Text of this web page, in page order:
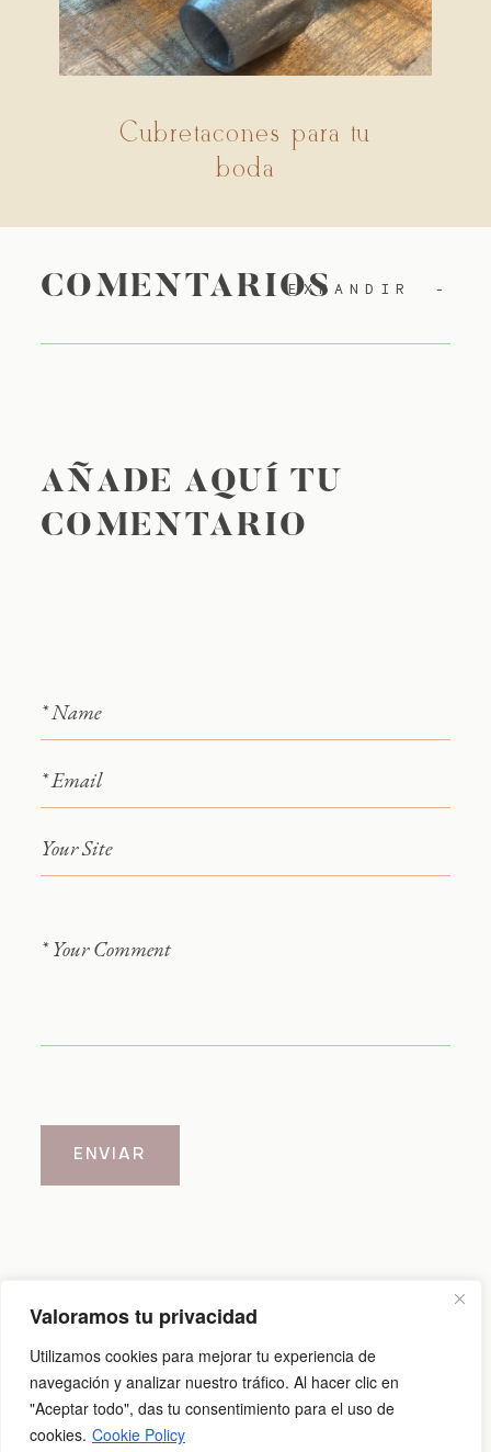
Valoramos tu privacidad
Utilizamos cookies para mejorar tu experiencia de
navegación y analizar nuestro tráfico. Al hacer clic en
"Aceptar todo", das tu consentimiento para el uso de
cookies. Cookie Policy
Cubretacones para tu
boda
COMENTARIOSEXPANDIR
AÑADE AQUÍ TU
COMENTARIO
ENVIAR
Aviso legal|Política de cookies
@2026 Carlos Cid